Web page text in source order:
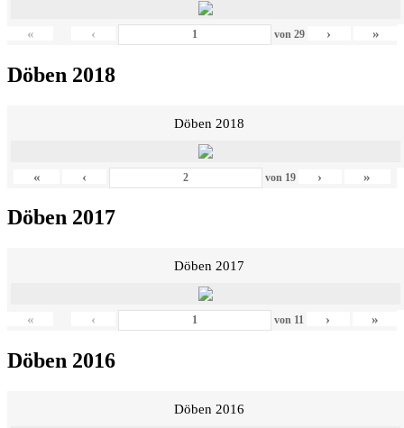
« ‹ von 29 › »
Döben 2018
Döben 2018
« ‹ von 19 › »
Döben 2017
Döben 2017
« ‹ von 11 › »
Döben 2016
Döben 2016